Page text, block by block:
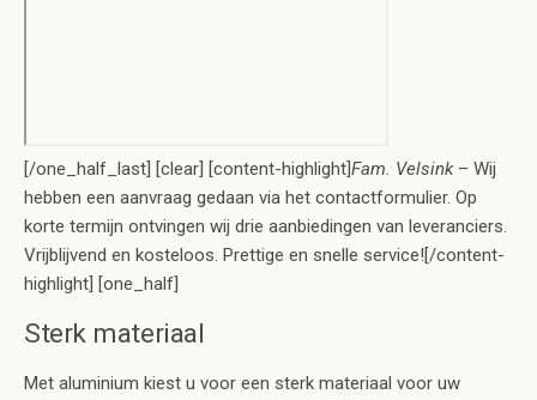
[/one_half_last] [clear] [content-highlight]Fam. Velsink– Wij
hebben een aanvraag gedaan via het contactformulier. Op
korte termijn ontvingen wij drie aanbiedingen van leveranciers.
Vrijblijvend en kosteloos. Prettige en snelle service![/content-
highlight] [one_half]
Sterk materiaal
Met aluminium kiest u voor een sterk materiaal voor uw